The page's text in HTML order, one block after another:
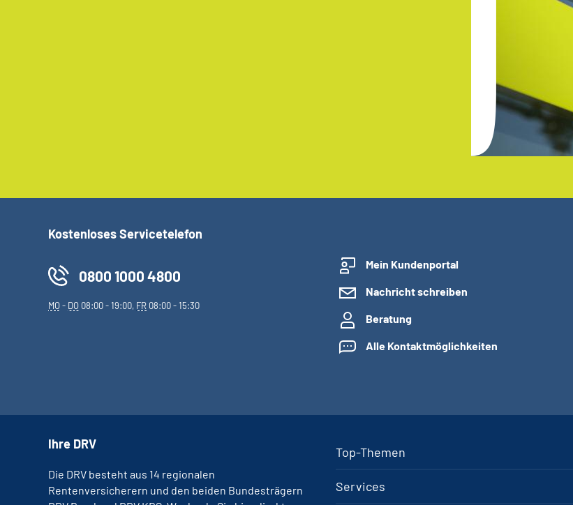
Kostenloses Servicetelefon
0800 1000 4800
MO- DO 08:00 - 19:00, FR 08:00 - 15:30
Mein Kundenportal
Nachricht schreiben
Beratung
Alle Kontaktmöglichkeiten
Top-Themen
Services
Ihre DRV
Die DRV besteht aus 14 regionalen
Rentenversicherern und den beiden Bundesträgern